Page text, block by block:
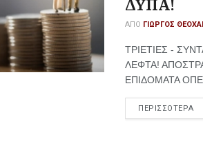
ΔΥΠΑ!
ΑΠΌ ΓΙΏΡΓΟΣ
ΤΡΙΕΤΙΕΣ -
ΛΕΦΤΑ!
ΕΠΙΔΟΜΑΤΑ
ΠΕΡΙΣΣΟΤΕΡΑ